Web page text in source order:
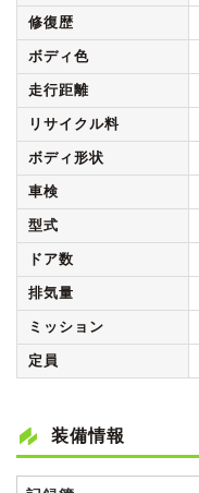
修復歴
ボディ色
走行距離
リサイクル料
ボディ形状
車検
型式
ドア数
排気量
ミッション
定員
装備情報